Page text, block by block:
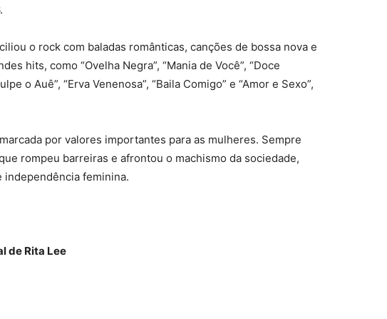
o rock com baladas românticas, canções de bossa nova e
hits, como “Ovelha Negra”, “Mania de Você”, “Doce
o Auê”, “Erva Venenosa”, “Baila Comigo” e “Amor e Sexo”,
por valores importantes para as mulheres. Sempre
rompeu barreiras e afrontou o machismo da sociedade,
feminina.
de Rita Lee